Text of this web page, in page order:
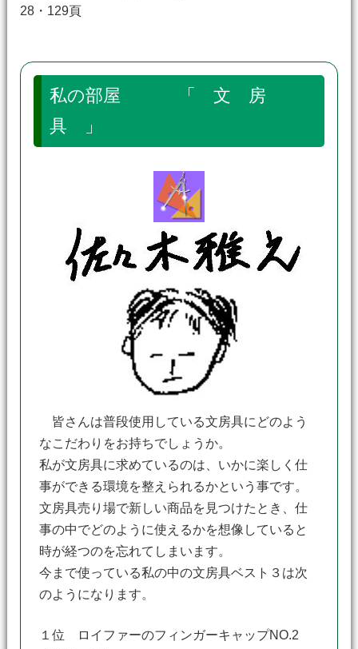
28・129頁
私の部屋 「 文 房
具 」
皆さんは普段使用している文房具にどのよう
なこだわりをお持ちでしょうか。
私が文房具に求めているのは、いかに楽しく仕
事ができる環境を整えられるかという事です。
文房具売り場で新しい商品を見つけたとき、仕
事の中でどのように使えるかを想像していると
時が経つのを忘れてしまいます。
今まで使っている私の中の文房具ベスト３は次
のようになります。
１位 ロイファーのフィンガーキャップNO.2